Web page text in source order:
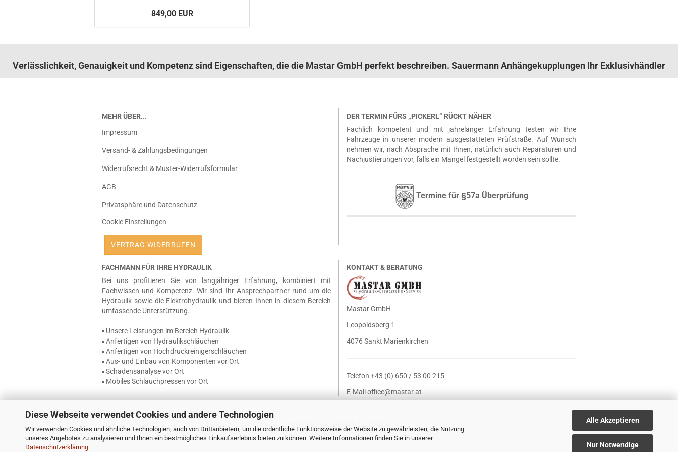
Diese Webseite verwendet Cookies und andere Technologien
Wir verwenden Cookies und ähnliche Technologien, auch von Drittanbietern, um die ordentliche Funktionsweise der Website zu gewährleisten, die Nutzung
unseres Angebotes zu analysieren und Ihnen ein bestmögliches Einkaufserlebnis bieten zu können. Weitere Informationen finden Sie in unserer
Datenschutzerklärung.
Alle Akzeptieren
Nur Notwendige
849,00 EUR
Verlässlichkeit, Genauigkeit und Kompetenz sind Eigenschaften, die die Mastar GmbH perfekt beschreiben. Sauermann Anhängekupplungen Ihr Exklusivhändler
MEHR ÜBER...
Impressum
Versand- & Zahlungsbedingungen
Widerrufsrecht & Muster-Widerrufsformular
AGB
Privatsphäre und Datenschutz
Cookie Einstellungen
DER TERMIN FÜRS „PICKERL“ RÜCKT NÄHER
Fachlich kompetent und mit jahrelanger Erfahrung testen wir Ihre
Fahrzeuge in unserer modern ausgestatteten Prüfstraße. Auf Wunsch
nehmen wir, nach Absprache mit Ihnen, natürlich auch Reparaturen und
Nachjustierungen vor, falls ein Mangel festgestellt worden sein sollte.
Termine für §57a Überprüfung
FACHMANN FÜR IHRE HYDRAULIK
Bei uns profitieren Sie von langjähriger Erfahrung, kombiniert mit
Fachwissen und Kompetenz. Wir sind Ihr Ansprechpartner rund um die
Hydraulik sowie die Elektrohydraulik und bieten Ihnen in diesem Bereich
umfassende Unterstützung.
▪ Unsere Leistungen im Bereich Hydraulik
▪ Anfertigen von Hydraulikschläuchen
▪ Anfertigen von Hochdruckreinigerschläuchen
▪ Aus- und Einbau von Komponenten vor Ort
▪ Schadensanalyse vor Ort
▪ Mobiles Schlauchpressen vor Ort
KONTAKT & BERATUNG
Mastar GmbH
Leopoldsberg 1
4076 Sankt Marienkirchen
Telefon +43 (0) 650 / 53 00 215
E-Mailoffice@mastar.at
VERTRAG WIDERRUFEN